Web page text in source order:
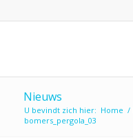
Nieuws
U bevindt zich hier: Home /
bomers_pergola_03